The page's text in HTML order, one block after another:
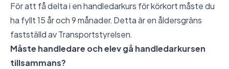
För att få delta i en handledarkurs för körkort måste du
ha fyllt 15 år och 9 månader. Detta är en åldersgräns
fastställd av Transportstyrelsen.
Måste handledare och elev gå handledarkursen
tillsammans?